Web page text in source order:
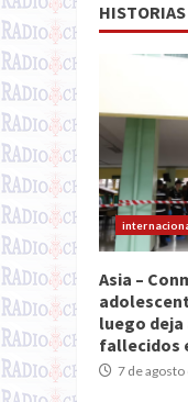
Asia –
luego deja
fallecidos
7 de